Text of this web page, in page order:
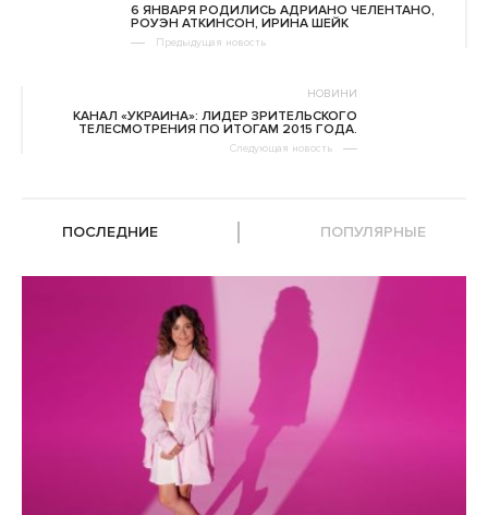
6 ЯНВАРЯ РОДИЛИСЬ АДРИАНО ЧЕЛЕНТАНО,
РОУЭН АТКИНСОН, ИРИНА ШЕЙК
Предыдущая новость
НОВИНИ
КАНАЛ «УКРАИНА»: ЛИДЕР ЗРИТЕЛЬСКОГО
ТЕЛЕСМОТРЕНИЯ ПО ИТОГАМ 2015 ГОДА.
Следующая новость
ПОСЛЕДНИЕ ПОПУЛЯРНЫЕ